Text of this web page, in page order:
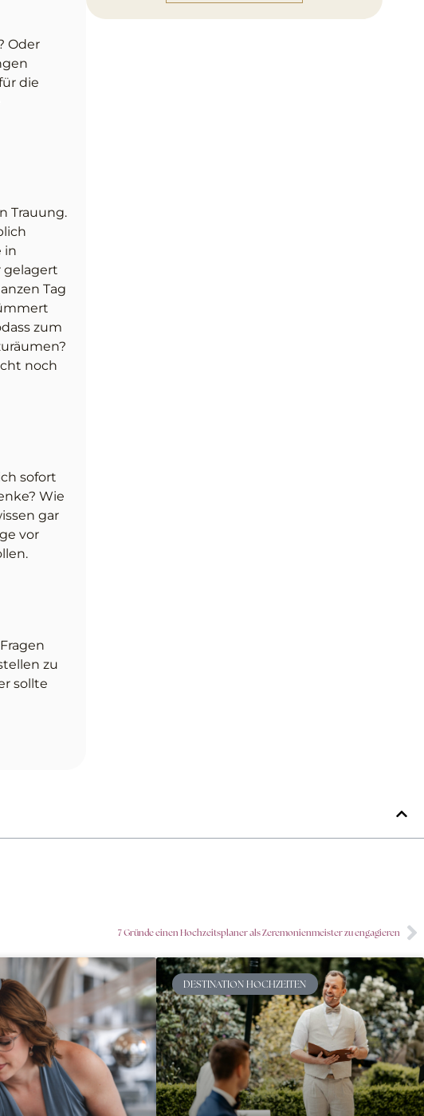
Oder
die
Trauung.
in
gelagert
Tag
zum
noch
sofort
Wie
gar
vor
zu
sollte
7 Gründe einen Hochzeitsplaner als Zeremonienmeister zu engagieren
DESTINATION HOCHZEITEN